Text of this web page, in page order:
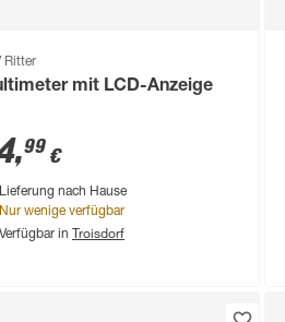
Ritter
mit LCD-Anzeige
,99 €
Lieferung nach Hause
Nur wenige verfügbar
Verfügbar in Troisdorf